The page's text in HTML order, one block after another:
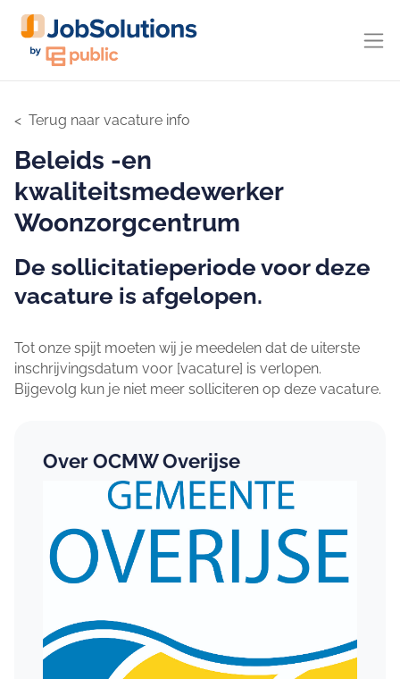
Terug naar vacature info
Beleids -en
kwaliteitsmedewerker
Woonzorgcentrum
De sollicitatieperiode voor deze
vacature is afgelopen.
Tot onze spijt moeten wij je meedelen dat de uiterste
inschrijvingsdatum voor [vacature] is verlopen.
Bijgevolg kun je niet meer solliciteren op deze vacature.
Over OCMW Overijse